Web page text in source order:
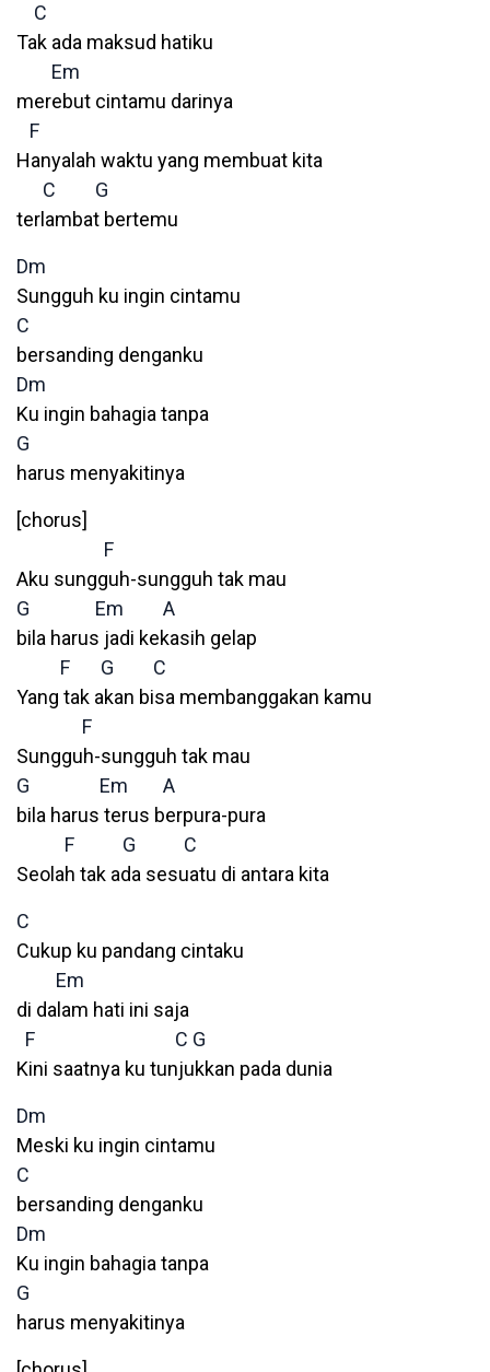
C
Tak ada maksud hatiku
Em
merebut cintamu darinya
F
Hanyalah waktu yang membuat kita
C
G
terlambat bertemu
Dm
Sungguh ku ingin cintamu
C
bersanding denganku
Dm
Ku ingin bahagia tanpa
G
harus menyakitinya
[chorus]
F
Aku sungguh-sungguh tak mau
G
Em
A
bila harus jadi kekasih gelap
F
G
C
Yang tak akan bisa membanggakan kamu
F
Sungguh-sungguh tak mau
G
Em
A
bila harus terus berpura-pura
F
G
C
Seolah tak ada sesuatu di antara kita
C
Cukup ku pandang cintaku
Em
di dalam hati ini saja
F
C G
Kini saatnya ku tunjukkan pada dunia
Dm
Meski ku ingin cintamu
C
bersanding denganku
Dm
Ku ingin bahagia tanpa
G
harus menyakitinya